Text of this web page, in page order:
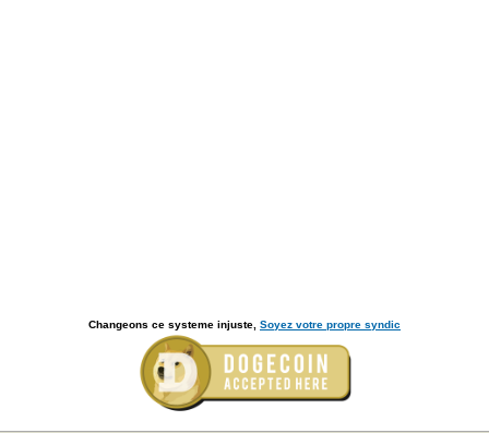
Changeons ce systeme injuste, Soyez votre propre syndic